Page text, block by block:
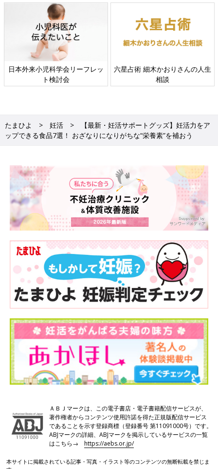
日本外来小児科学会リーフレッ
ト検討会
六星占術 細木かおりさんの人生
相談
たまひよ 妊活
【最新・妊活サポートグッズ】妊活力をア
ップできる食品7選！ おざなりになりがちな“栄養素”を補おう
ＡＢＪマークは、この電子書店・電子書籍配信サービスが、
著作権者からコンテンツ使用許諾を得た正規版配信サービス
であることを示す登録商標（登録番号 第11091000号）です。
ABJマークの詳細、ABJマークを掲示しているサービスの一覧
はこちら→https://aebs.or.jp/
本サイトに掲載されている記事・写真・イラスト等のコンテンツの無断転載を禁じま